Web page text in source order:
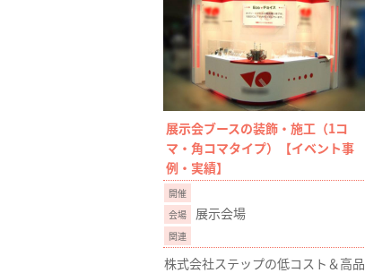
展示会ブースの装飾・施工（1コ
マ・角コマタイプ）【イベント事
例・実績】
展示会場
株式会社ステップの低コスト＆高品